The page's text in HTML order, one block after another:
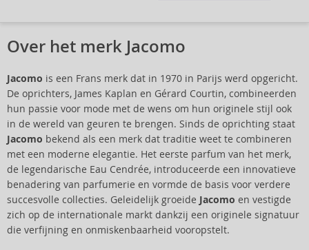
Over het merk Jacomo
Jacomo is een Frans merk dat in 1970 in Parijs werd opgericht.
De oprichters, James Kaplan en Gérard Courtin, combineerden
hun passie voor mode met de wens om hun originele stijl ook
in de wereld van geuren te brengen. Sinds de oprichting staat
Jacomo bekend als een merk dat traditie weet te combineren
met een moderne elegantie. Het eerste parfum van het merk,
de legendarische Eau Cendrée, introduceerde een innovatieve
benadering van parfumerie en vormde de basis voor verdere
succesvolle collecties. Geleidelijk groeide Jacomo en vestigde
zich op de internationale markt dankzij een originele signatuur
die verfijning en onmiskenbaarheid vooropstelt.